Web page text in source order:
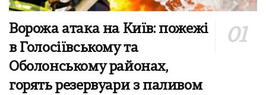
Ворожа атака на Київ: пожежі
в Голосіївському та
Оболонському районах,
горять резервуари з паливом